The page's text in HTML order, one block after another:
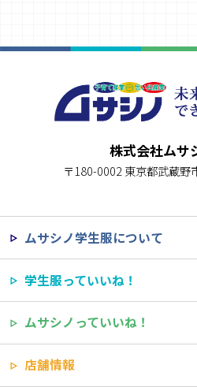
株式会社ムサ
〒180-0002 東京都武蔵野
ムサシノ学生服について
学生服っていいね！
ムサシノっていいね！
店舗情報